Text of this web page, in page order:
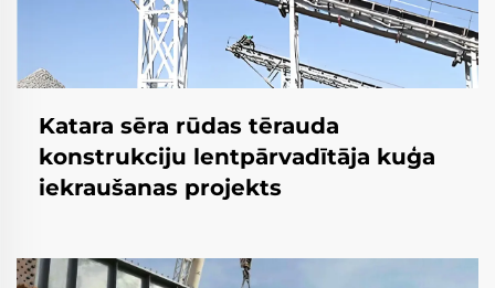
Katara sēra rūdas tērauda
konstrukciju lentpārvadītāja kuģa
iekraušanas projekts